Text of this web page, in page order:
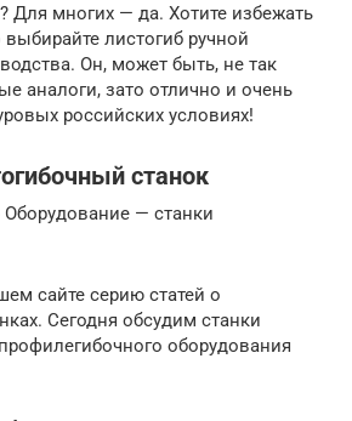
Для многих — да. Хотите избежать
листогиб ручной
Он, может быть, не так
аналоги, зато отлично и очень
российских условиях!
станок
Оборудование — станки
сайте серию статей о
Сегодня обсудим станки
оборудования